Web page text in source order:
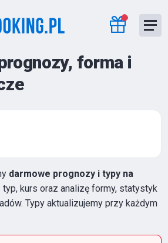
forma i
darmowe prognozy i typy na
typ, kurs oraz analizę formy, statystyk
Typy aktualizujemy przy każdym